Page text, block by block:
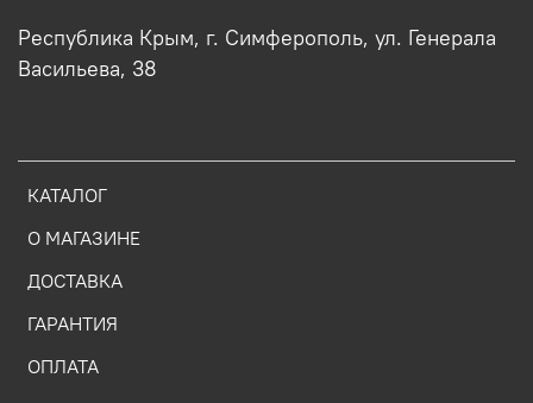
КАТАЛОГ
О МАГАЗИНЕ
ДОСТАВКА
ГАРАНТИЯ
ОПЛАТА
Республика Крым, г. Симферополь, ул. Генерала
Васильева, 38